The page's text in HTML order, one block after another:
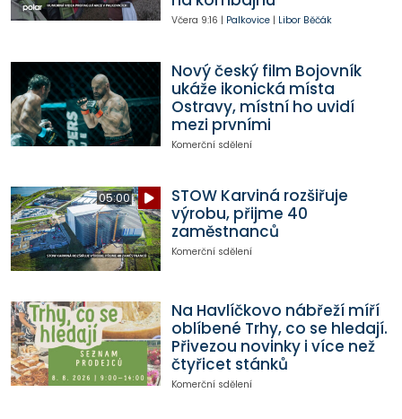
Včera 9:16 | Palkovice| Libor Běčák
Nový český film Bojovník
ukáže ikonická místa
Ostravy, místní ho uvidí
mezi prvními
Komerční sdělení
05:00
STOW Karviná rozšiřuje
výrobu, přijme 40
zaměstnanců
Komerční sdělení
Na Havlíčkovo nábřeží míří
oblíbené Trhy, co se hledají.
Přivezou novinky i více než
čtyřicet stánků
Komerční sdělení